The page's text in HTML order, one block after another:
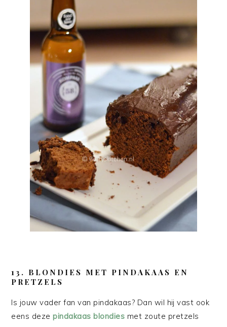
13. BLONDIES MET PINDAKAAS EN
PRETZELS
Is jouw vader fan van pindakaas? Dan wil hij vast ook
eens dezepindakaas blondies met zoute pretzels